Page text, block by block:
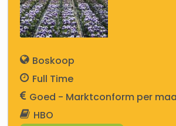
Boskoop
Full Time
Goed - Marktconform
HBO